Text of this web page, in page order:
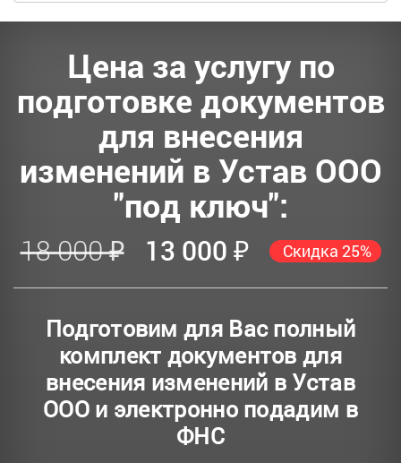
Цена за услугу по
подготовке документов
для внесения
изменений в Устав ООО
"под ключ":
18 000 ₽ 13 000 ₽ Скидка 25%
Подготовим для Вас полный
комплект документов для
внесения изменений в Устав
ООО и электронно подадим в
ФНС